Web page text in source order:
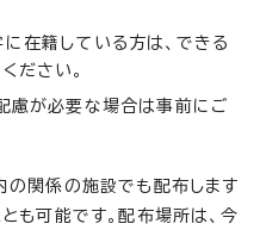
在籍している方は、できる
ださい。
慮が必要な場合は事前にご
関係の施設でも配布します
も可能です。配布場所は、今